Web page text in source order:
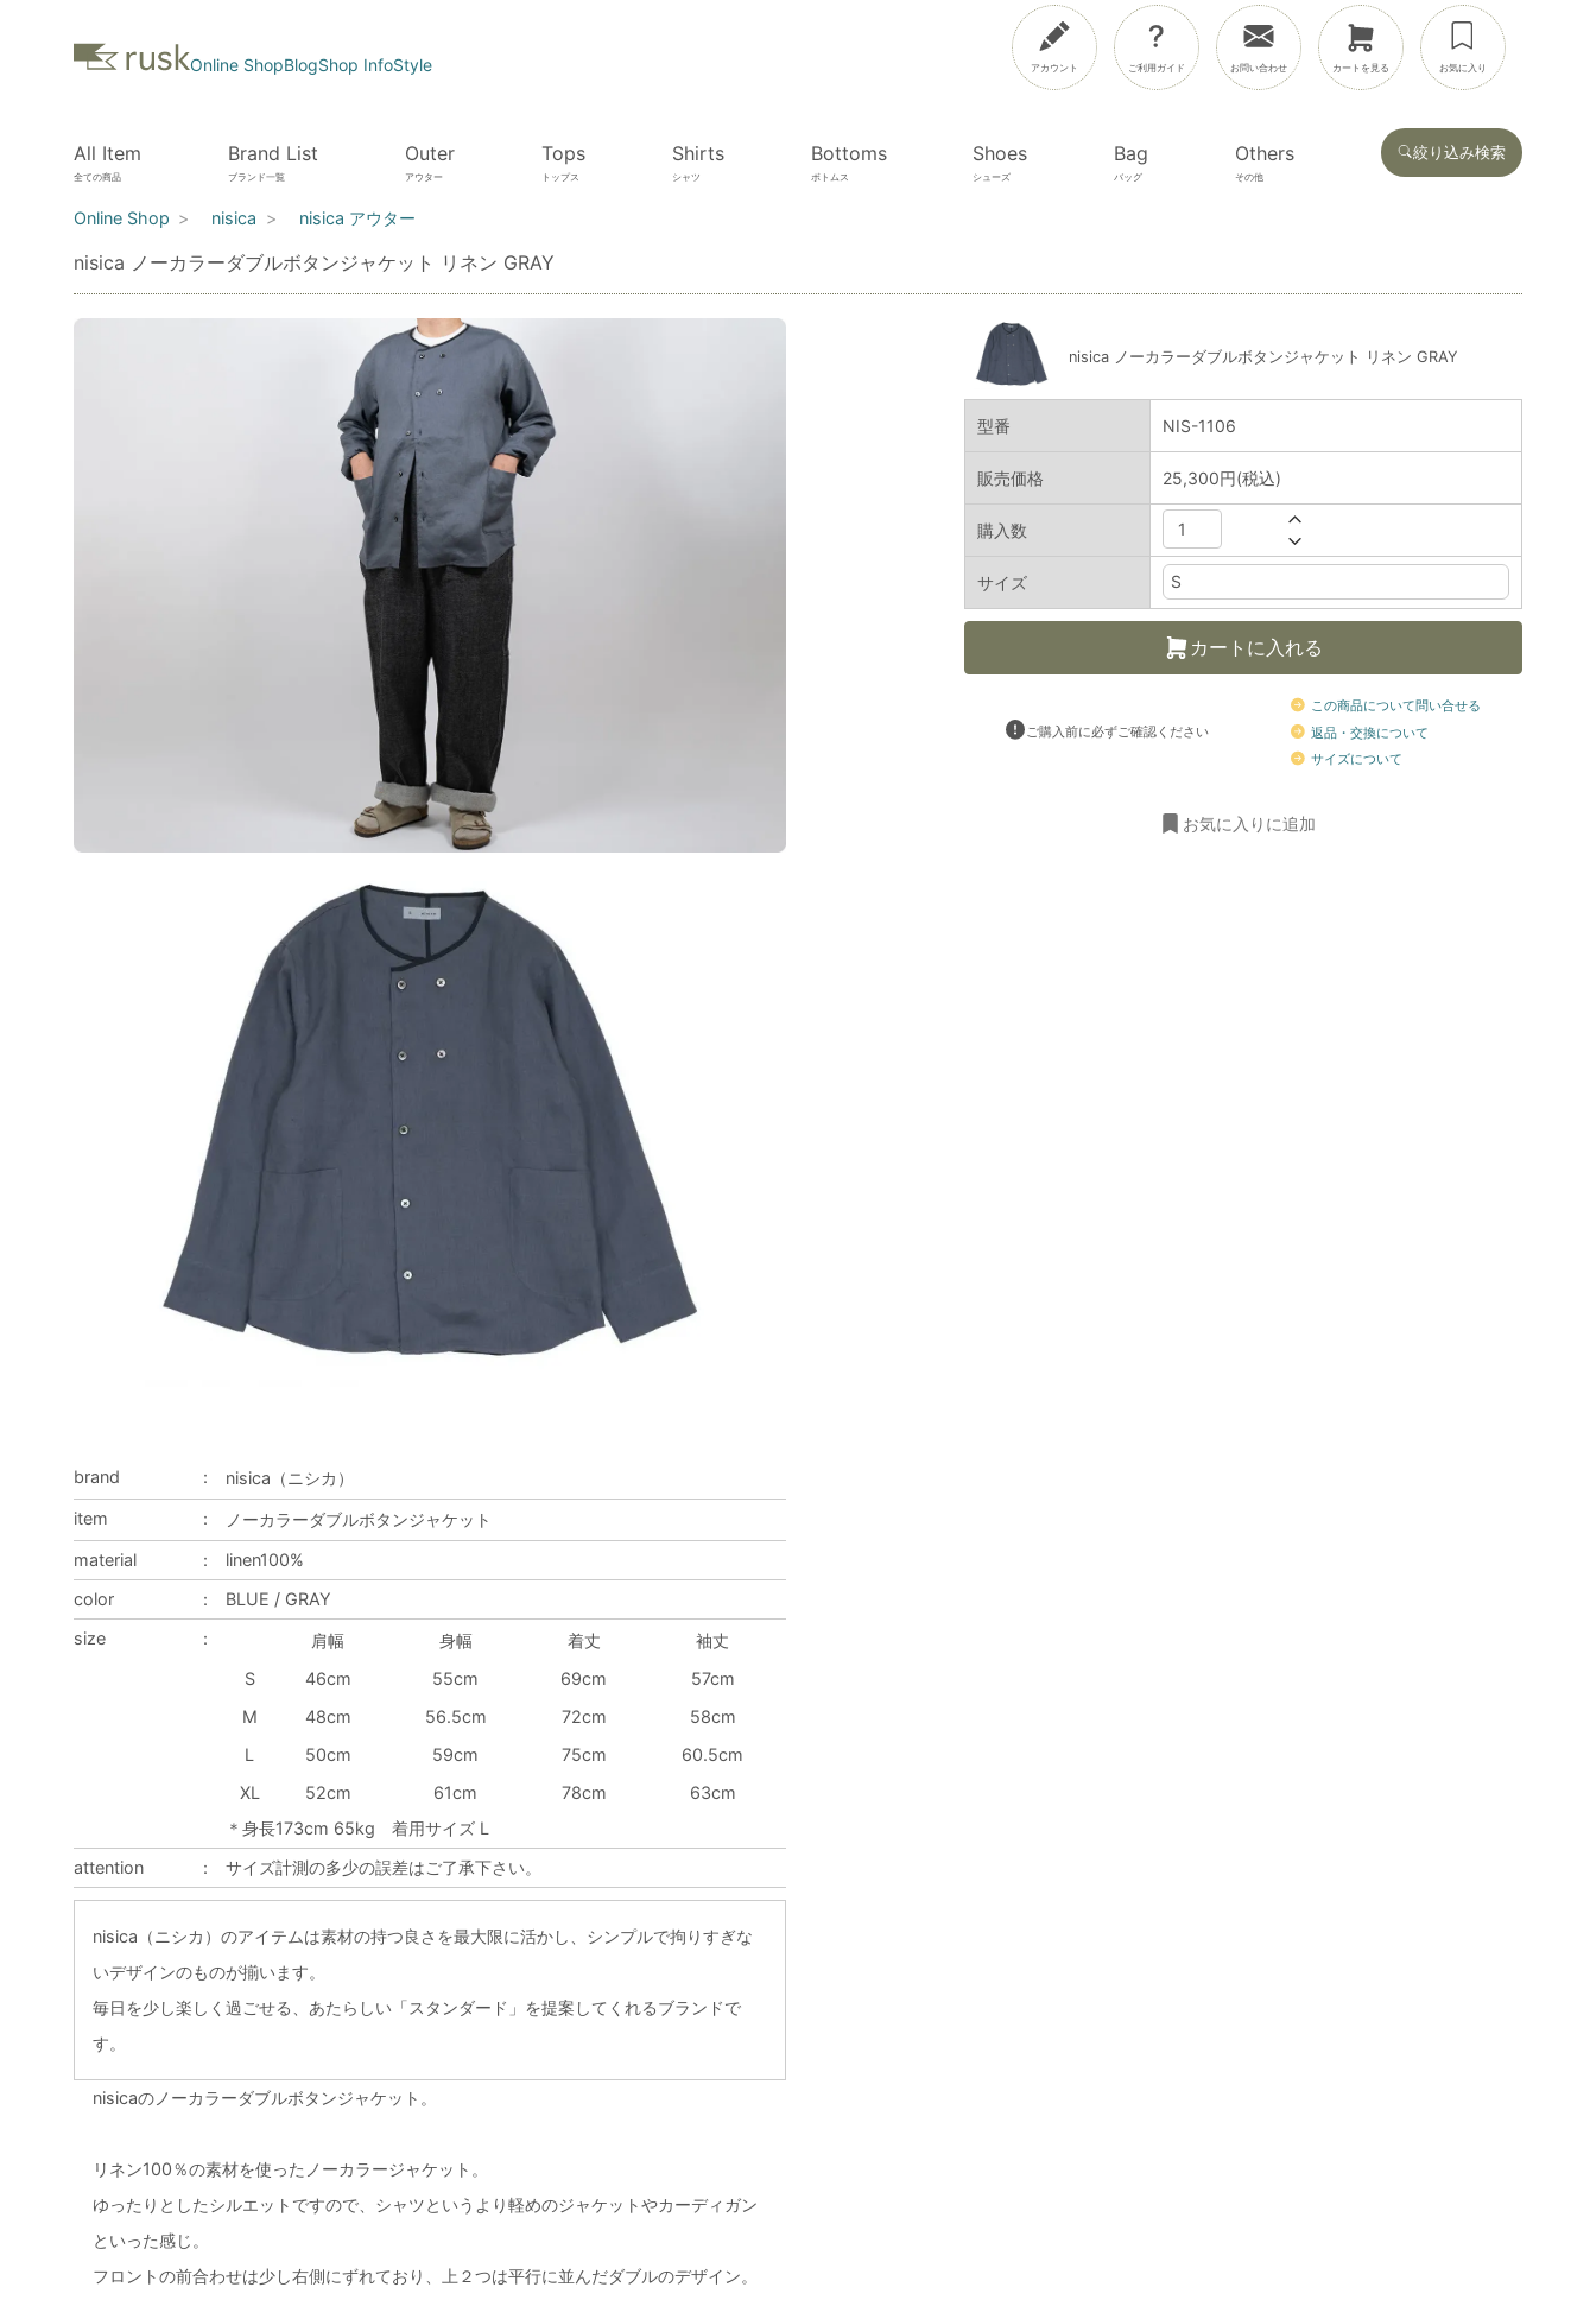
Online ShopBlogShop InfoStyle アカウント ご利用ガイド お問い合わせ カートを見る お気に入り
All Item
全ての商品
Brand List
ブランド一覧
Outer
アウター
Tops
トップス
Shirts
シャツ
Bottoms
ボトムス
Shoes
シューズ
Bag
バッグ
Others
その他
絞り込み検索
Online Shop nisica nisica アウター
nisica ノーカラーダブルボタンジャケット リネン GRAY
nisica ノーカラーダブルボタンジャケット リネン GRAY
型番 NIS-1106
販売価格 25,300円(税込)
購入数
サイズ
カートに入れる
ご購入前に必ずご確認ください
この商品について問い合せる
返品・交換について
サイズについて
お気に入りに追加
nisicaのノーカラーダブルボタンジャケット。
リネン100％の素材を使ったノーカラージャケット。
ゆったりとしたシルエットですので、シャツというより軽めのジャケットやカーディガン
といった感じ。
フロントの前合わせは少し右側にずれており、上２つは平行に並んだダブルのデザイン。
nisica（ニシカ）のアイテムは素材の持つ良さを最大限に活かし、シンプルで拘りすぎな
いデザインのものが揃います。
毎日を少し楽しく過ごせる、あたらしい「スタンダード」を提案してくれるブランドで
す。
brand ：
nisica（ニシカ）
item
：
ノーカラーダブルボタンジャケット
material
：
linen100%
color
：
BLUE / GRAY
size
： 肩幅 身幅 着丈
袖丈
S
46cm 55cm 69cm
57cm
M
48cm 56.5cm 72cm
58cm
L
50cm 59cm 75cm
60.5cm
XL
52cm 61cm 78cm
63cm
＊身長173cm 65kg 着用サイズ L
attention
： サイズ計測の多少の誤差はご了承下さい。